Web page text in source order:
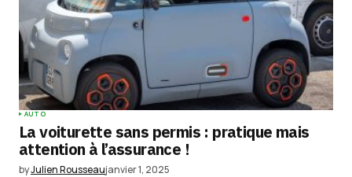
Your Name*
Your E-mail *
AUTO
La voiturette sans permis : pratique mais
attention à l’assurance !
byJulien Rousseaujanvier 1, 2025